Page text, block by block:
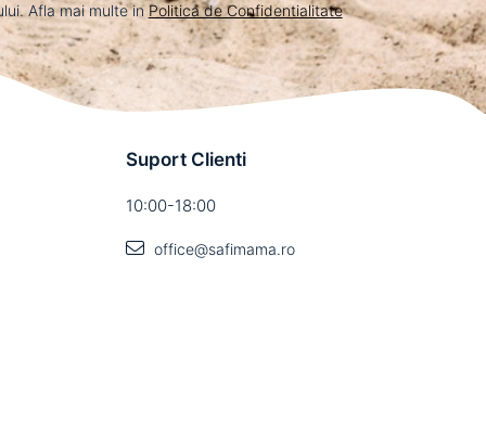
Afla mai multe inPolitica de Confidentialitate
Suport Clienti
10:00-18:00
office@safimama.ro